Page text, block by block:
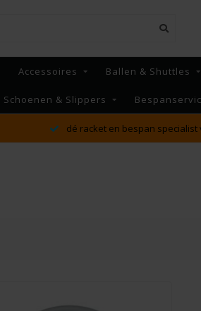
Accessoires Ballen & Shuttles
Schoenen & Slippers
dé racket en bespan